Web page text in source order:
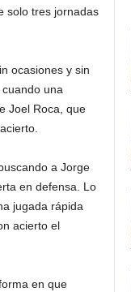
solo tres jornadas
ocasiones y sin
una
Joel Roca, que
a Jorge
en defensa. Lo
jugada rápida
acierto el
en que